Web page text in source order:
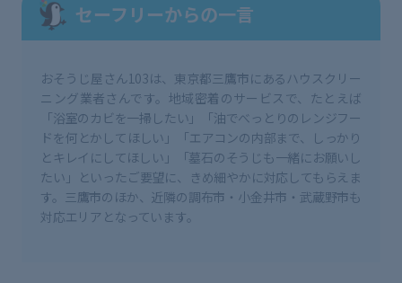
セーフリーからの一言
おそうじ屋さん103は、東京都三鷹市にあるハウスクリー
ニング業者さんです。地域密着のサービスで、たとえば
「浴室のカビを一掃したい」「油でべっとりのレンジフー
ドを何とかしてほしい」「エアコンの内部まで、しっかり
とキレイにしてほしい」「墓石のそうじも一緒にお願いし
たい」といったご要望に、きめ細やかに対応してもらえま
す。三鷹市のほか、近隣の調布市・小金井市・武蔵野市も
対応エリアとなっています。